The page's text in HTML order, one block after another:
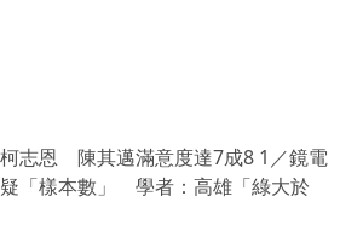
志恩 陳其邁滿意度達7成8 1／鏡電
「樣本數」 學者：高雄「綠大於